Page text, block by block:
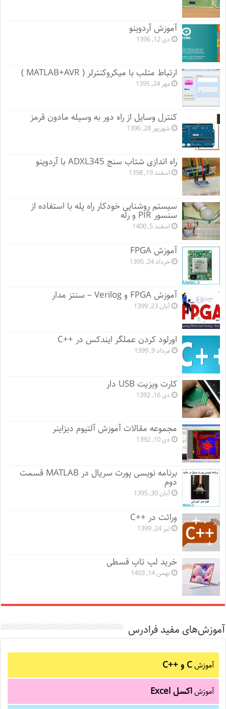
آموزش آردوینو
دی 12, 1396
ارتباط متلب با میکروکنترلر ( MATLAB+AVR )
مهر 24, 1395
کنترل وسایل از راه دور به وسیله مادون قرمز
شهریور 28, 1396
راه اندازی شتاب سنج ADXL345 با آردوینو
اسفند 19, 1398
سیستم روشنایی خودکار راه پله با استفاده از
سنسور PIR و رله
اسفند 5, 1400
آموزش FPGA
خرداد 24, 1395
آموزش FPGA و Verilog – سنتز مدار
آبان 23, 1399
اورلود کردن عملگر ایندکس در ++C
مرداد 9, 1399
کارت ویزیت USB دار
دی 16, 1392
مجموعه مقالات آموزش آلتیوم دیزاینر
دی 10, 1392
برنامه نویسی پورت سریال در MATLAB قسمت
دوم
آبان 30, 1395
وراثت در ++C
تیر 24, 1399
خرید لپ تاپ قسطی
بهمن 14, 1403
آموزش‌های مفید فرادرس
آموزشC و C++‎
آموزشاکسل Excel